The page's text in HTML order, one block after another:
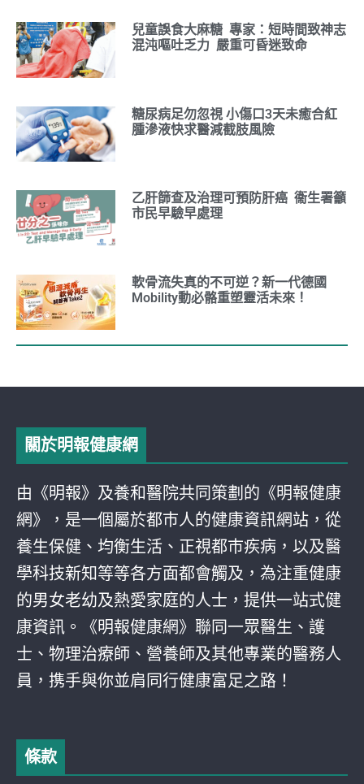
兒童誤食大麻糖 專家：短時間致神志
混沌嘔吐乏力 嚴重可昏迷致命
糖尿病足勿忽視 小傷口3天未癒合紅
腫滲液快求醫減截肢風險
乙肝篩查及治理可預防肝癌 衞生署籲
市民早驗早處理
軟骨流失真的不可逆？新一代德國
Mobility動必骼重塑靈活未來！
關於明報健康網
由《明報》及養和醫院共同策劃的《明報健康
網》，是一個屬於都巿人的健康資訊網站，從
養生保健、均衡生活、正視都巿疾病，以及醫
學科技新知等等各方面都會觸及，為注重健康
的男女老幼及熱愛家庭的人士，提供一站式健
康資訊。《明報健康網》聯同一眾醫生、護
士、物理治療師、營養師及其他專業的醫務人
員，携手與你並肩同行健康富足之路！
條款